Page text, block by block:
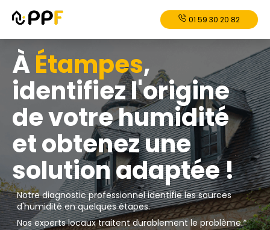
01 59 30 20 82
ÀÉtampes,
identifiez l'origine
de votre humidité
et obtenez une
solution adaptée !
Notre diagnostic professionnel identifie les sources
d'humidité en quelques étapes.
Nos experts locaux traitent durablement le problème.*